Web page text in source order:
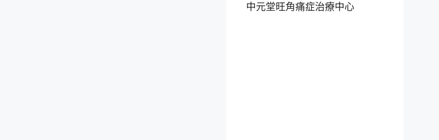
中元堂旺角痛症治療中心